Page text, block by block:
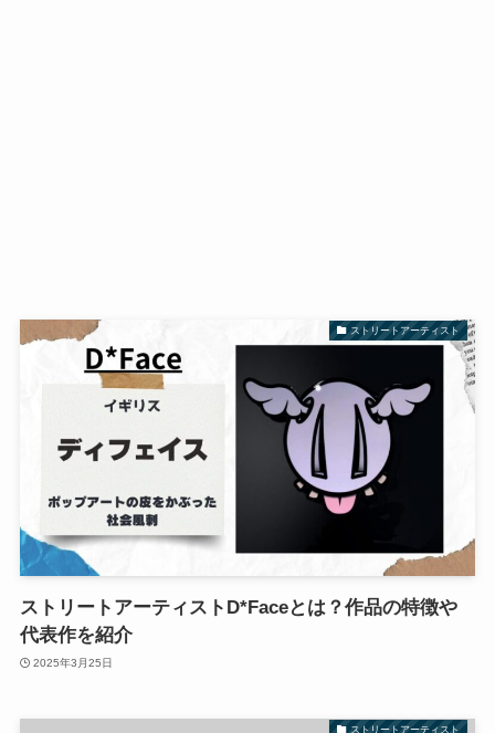
ストリートアーティスト
ストリートアーティストD*Faceとは？作品の特徴や
代表作を紹介
2025年3月25日
ストリートアーティスト